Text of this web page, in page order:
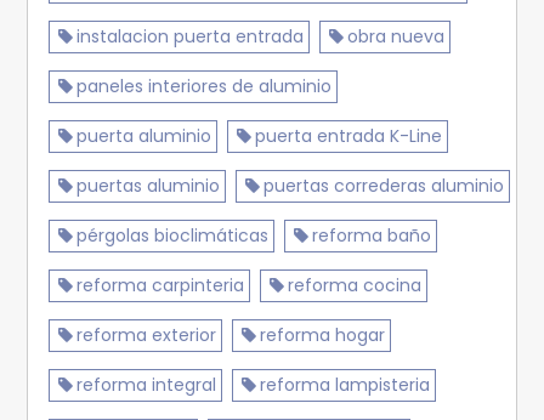
instalacion puerta entrada obra nueva
paneles interiores de aluminio
puerta aluminio puerta entrada K-Line
puertas aluminio puertas correderas aluminio
pérgolas bioclimáticas reforma baño
reforma carpinteria reforma cocina
reforma exterior reforma hogar
reforma integral reforma lampisteria